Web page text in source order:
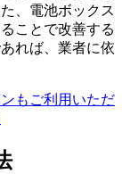
、電池ボックス
ことで改善する
れば、業者に依